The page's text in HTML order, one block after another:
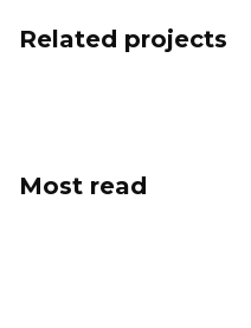
Related projects
Most read